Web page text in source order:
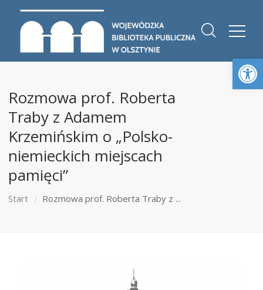
Rozmowa prof. Roberta
Traby z Adamem
Krzemińskim o „Polsko-
niemieckich miejscach
pamięci”
Start Rozmowa prof. Roberta Traby z ...